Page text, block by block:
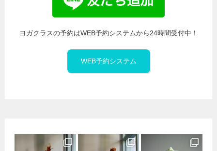
ヨガクラスの予約はWEB予約システムから24時間受付中！
WEB予約システム